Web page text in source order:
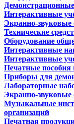
Интерактивные
Экранно-звуковые
Технические
Оборудование
Интерактивные
Интерактивные
Печатные пособия
Приборы для
Лабораторные
Экранно-звуковые
Музыкальные
организаций
Печатная